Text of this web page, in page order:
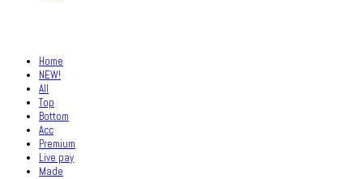
Home
NEW!
All
Top
Bottom
Acc
Premium
Live pay
Made